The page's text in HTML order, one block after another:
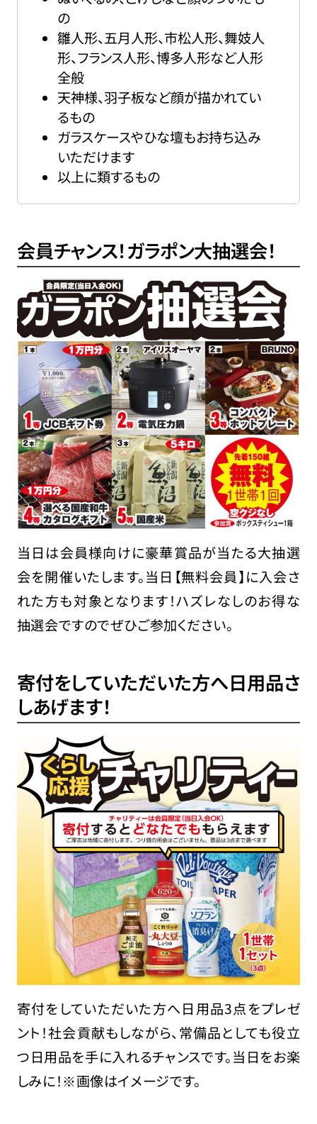
の
雛人形、五月人形、市松人形、舞妓人
形、フランス人形、博多人形など人形
全般
天神様、羽子板など顔が描かれてい
るもの
ガラスケースやひな壇もお持ち込み
いただけます
以上に類するもの
会員チャンス！ガラポン大抽選会！
当日は会員様向けに豪華賞品が当たる大抽選
会を開催いたします。当日【無料会員】に入会さ
れた方も対象となります！ハズレなしのお得な
抽選会ですのでぜひご参加ください。
寄付をしていただいた方へ日用品さ
しあげます！
寄付をしていただいた方へ日用品3点をプレゼ
ント！社会貢献もしながら、常備品としても役立
つ日用品を手に入れるチャンスです。当日をお楽
しみに！※画像はイメージです。